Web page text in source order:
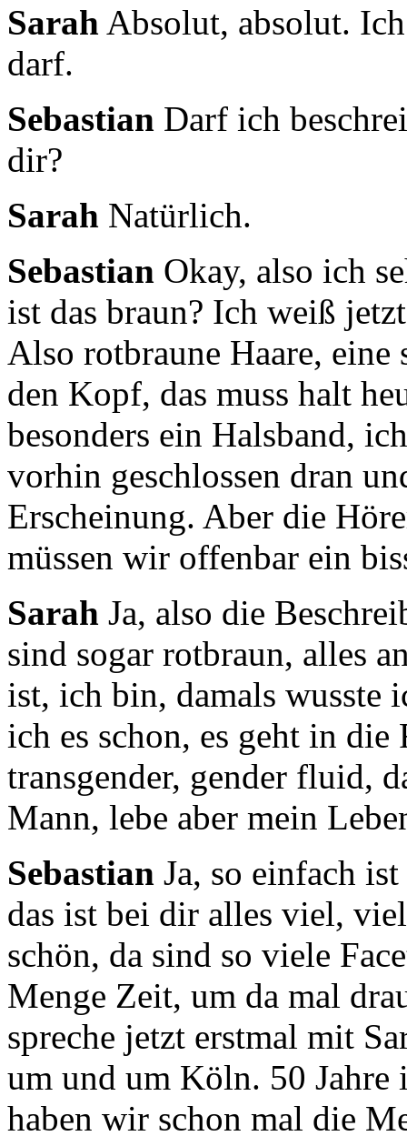
Sarah Absolut, absolut.
darf.
Sebastian Darf ich
dir?
Sarah Natürlich.
Sebastian Okay, also ich
ist das braun? Ich weiß
Also rotbraune Haare,
den Kopf, das muss halt
besonders ein Halsband,
vorhin geschlossen dran
Erscheinung. Aber die
müssen wir offenbar ein
Sarah Ja, also die
sind sogar rotbraun, alles
ist, ich bin, damals wusste
ich es schon, es geht in
transgender, gender fluid,
Mann, lebe aber mein
Sebastian Ja, so einfach
das ist bei dir alles viel,
schön, da sind so viele
Menge Zeit, um da mal
spreche jetzt erstmal mit
um und um Köln. 50
haben wir schon mal die